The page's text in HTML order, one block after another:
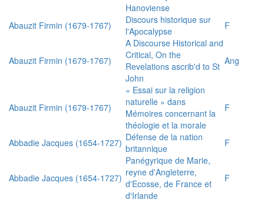
Hanoviense
Abauzit Firmin (1679-1767)
Discours historique sur
l'Apocalypse
F
Abauzit Firmin (1679-1767)
A Discourse Historical and
Critical, On the
Revelations ascrib'd to St
John
Ang
Abauzit Firmin (1679-1767)
« Essai sur la religion
naturelle » dans
Mémoires concernant la
théologie et la morale
F
Abbadie Jacques (1654-1727) Défense de la nation
britannique
F
Abbadie Jacques (1654-1727)
Panégyrique de Marie,
reyne d'Angleterre,
d'Ecosse, de France et
d'Irlande
F